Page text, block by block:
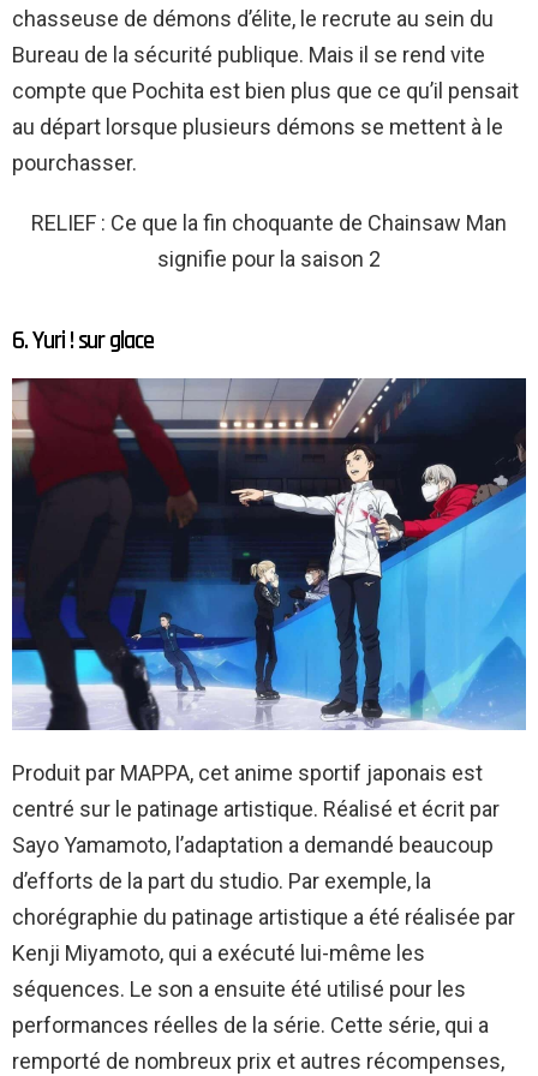
chasseuse de démons d’élite, le recrute au sein du
Bureau de la sécurité publique. Mais il se rend vite
compte que Pochita est bien plus que ce qu’il pensait
au départ lorsque plusieurs démons se mettent à le
pourchasser.
RELIEF : Ce que la fin choquante de Chainsaw Man
signifie pour la saison 2
6. Yuri ! sur glace
Produit par MAPPA, cet anime sportif japonais est
centré sur le patinage artistique. Réalisé et écrit par
Sayo Yamamoto, l’adaptation a demandé beaucoup
d’efforts de la part du studio. Par exemple, la
chorégraphie du patinage artistique a été réalisée par
Kenji Miyamoto, qui a exécuté lui-même les
séquences. Le son a ensuite été utilisé pour les
performances réelles de la série. Cette série, qui a
remporté de nombreux prix et autres récompenses,